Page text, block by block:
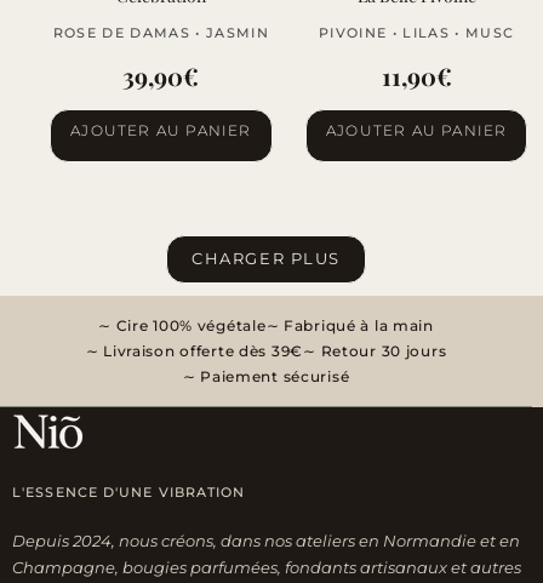
ROSE DE DAMAS • JASMIN
39,90€
AJOUTER AU PANIER
PIVOINE • LILAS • MUSC
11,90€
AJOUTER AU PANIER
CHARGER PLUS
Cire 100% végétale
Fabriqué à la main
Livraison offerte dès 39€
Retour 30 jours
Paiement sécurisé
L'ESSENCE D'UNE VIBRATION
Depuis 2024, nous créons, dans nos ateliers en Normandie et en
Champagne, bougies parfumées, fondants artisanaux et autres